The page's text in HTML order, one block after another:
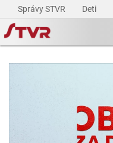
Správy STVR Deti